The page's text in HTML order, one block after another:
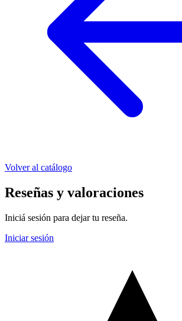
Volver al catálogo
Reseñas y valoraciones
Iniciá sesión para dejar tu reseña.
Iniciar sesión